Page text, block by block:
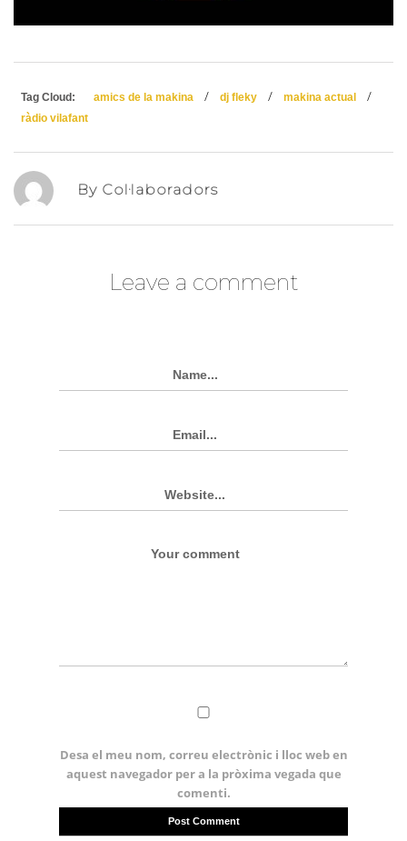
Tag Cloud: amics de la makina / dj fleky / makina actual /
ràdio vilafant
By Col·laboradors
Leave a comment
Desa el meu nom, correu electrònic i lloc web en
aquest navegador per a la pròxima vegada que
comenti.